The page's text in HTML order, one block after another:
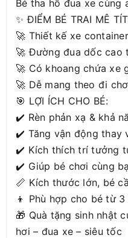
Bé tha hồ đua xe cùng
✨ ĐIỂM BÉ TRAI MÊ
🚀 Thiết kế xe
🚀 Đường đua dốc cao
🚀 Có khoang chứa xe
🚀 Dễ mang theo đi
🎯 LỢI ÍCH CHO BÉ:
✔️ Rèn phản xạ & khả
✔️ Tăng vận động thay
✔️ Kích thích trí tưởng
✔️ Giúp bé chơi cùng
📏 Kích thước lớn, bé
👦 Phù hợp cho bé từ
🎁 Quà tặng sinh nhật
hơi – đua xe – siêu tốc